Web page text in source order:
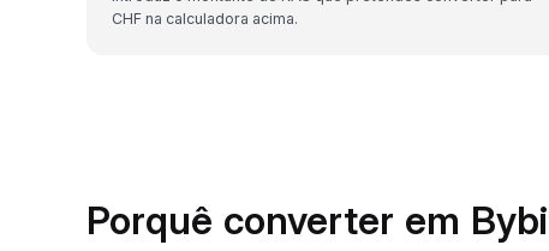
CHF na calculadora acima.
Porquê converter em